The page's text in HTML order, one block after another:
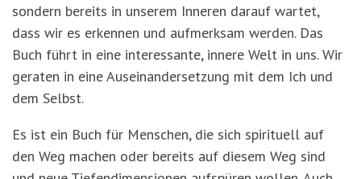
sondern bereits in unserem Inneren darauf wartet,
dass wir es erkennen und aufmerksam werden. Das
Buch führt in eine interessante, innere Welt in uns. Wir
geraten in eine Auseinandersetzung mit dem Ich und
dem Selbst.
Es ist ein Buch für Menschen, die sich spirituell auf
den Weg machen oder bereits auf diesem Weg sind